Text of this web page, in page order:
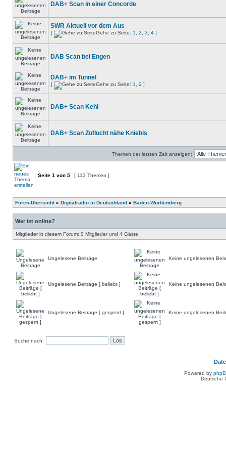
DAB+ Scan in einer Concorde
SWR Aktuell vor dem Aus
[ Gehe zu Seite: 1 2 3 4 ]
DAB Scan bei Engen
DAB+ im Tunnel
[ Gehe zu Seite: 1 2 ]
DAB+ Scan Kehl
DAB+ Scan Zuflucht nähe Kniebis
Themen der letzten Zeit anzeigen:
Seite 1 von 5 [ 113 Themen ]
Foren-Übersicht» Digitalradio in Deutschland » Baden-Württemberg
Wer ist online?
Mitglieder in diesem Forum: 0 Mitglieder und 4 Gäste
Ungelesene Beiträge Keine ungelesenen
Ungelesene Beiträge [ beliebt ] Keine ungelesenen
Ungelesene Beiträge [ gesperrt ] Keine ungelesenen
Suche nach:
Powered by
Deutsche